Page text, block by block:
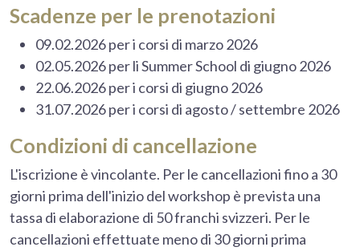
Scadenze per le prenotazioni
09.02.2026 per i corsi di marzo 2026
02.05.2026 per li Summer School di giugno 2026
22.06.2026 per i corsi di giugno 2026
31.07.2026 per i corsi di agosto / settembre 2026
Condizioni di cancellazione
L'iscrizione è vincolante. Per le cancellazioni fino a 30
giorni prima dell'inizio del workshop è prevista una
tassa di elaborazione di 50 franchi svizzeri. Per le
cancellazioni effettuate meno di 30 giorni prima